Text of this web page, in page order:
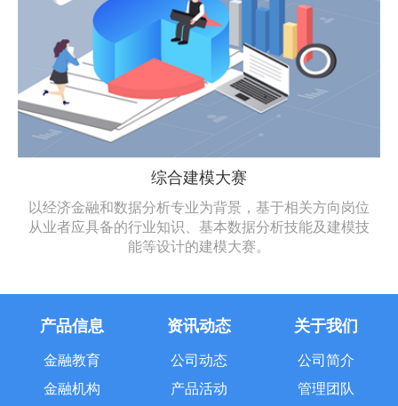
综合建模大赛
以经济金融和数据分析专业为背景，基于相关方向岗位
从业者应具备的行业知识、基本数据分析技能及建模技
能等设计的建模大赛。
产品信息
金融教育
金融机构
资讯动态
公司动态
产品活动
关于我们
公司简介
管理团队